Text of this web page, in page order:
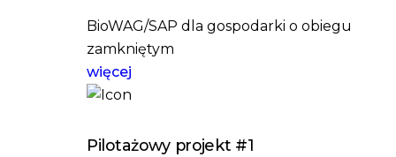
BioWAG/SAP dla gospodarki o obiegu
zamkniętym
więcej
Pilotażowy projekt #1